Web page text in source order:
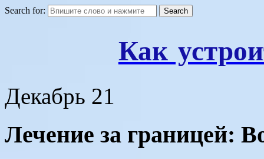
Search for:
Как
Декабрь 21
Лечение за границей: